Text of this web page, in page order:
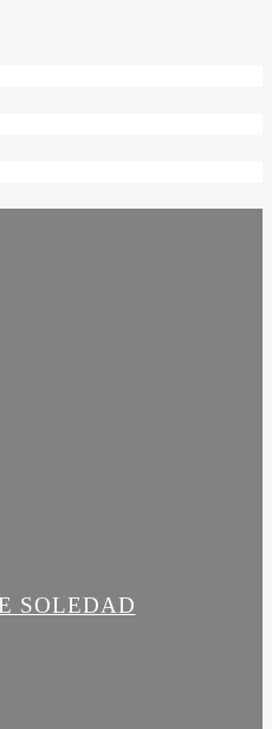
SOLEDAD